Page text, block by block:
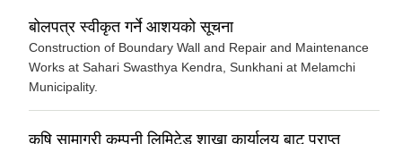
बोलपत्र स्वीकृत गर्ने आशयको सूचना
Construction of Boundary Wall and Repair and Maintenance
Works at Sahari Swasthya Kendra, Sunkhani at Melamchi
Municipality.
कृषि सामाग्री कम्पनी लिमिटेड शाखा कार्यालय बाट प्राप्त